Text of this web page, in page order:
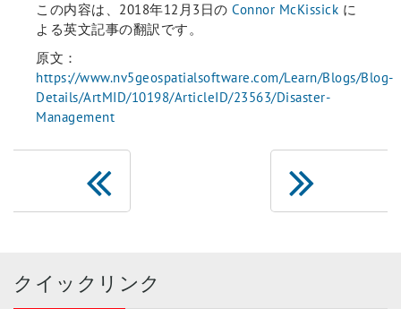
この内容は、2018年12月3日の Connor McKissick に
よる英文記事の翻訳です。
原文：
https://www.nv5geospatialsoftware.com/Learn/Blogs/Blog-
Details/ArtMID/10198/ArticleID/23563/Disaster-
Management
クイックリンク